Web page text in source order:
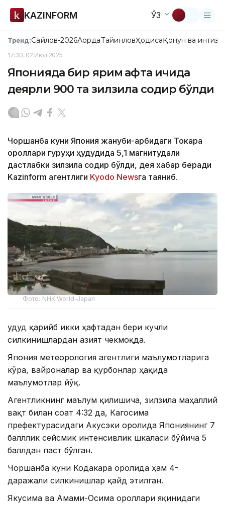
KAZINFORM ЎЗ
Тренд:Сайлов-2026АқордаТайинловҲодисаҚонун ва
17:30, 02 Июл 2025
Японияда бир ярим ҳафта ичида
деярли 900 та зилзила содир бўлди
Чоршанба куни Япония жануби-ғарбидаги Токара
ороллари гуруҳи ҳудудида 5,1 магнитудали
дастлабки зилзила содир бўлди, дея хабар беради
Kazinform агентлиги Kyodo Newsга таяниб.
Фото: NHK World-Japan
Ҳудуд қарийб икки ҳафтадан бери кучли
силкинишлардан азият чекмоқда.
Япония метеорология агентлиги маълумотларига
кўра, вайроналар ва қурбонлар ҳақида
маълумотлар йўқ.
Агентликнинг маълум қилишича, зилзила маҳаллий
вақт билан соат 4:32 да, Кагосима
префектурасидаги Акусэки оролида Япониянинг 7
балллик сейсмик интенсивлик шкаласи бўйича 5
баллдан паст бўлган.
Чоршанба куни Кодакара оролида ҳам 4-
даражали силкинишлар қайд этилган.
Якусима ва Амами-Осима ороллари яқинидаги